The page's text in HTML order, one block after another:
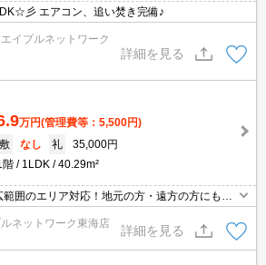
彡 エアコン、追い焚き完備♪
イブルネットワーク
詳細を見る
万円(管理費等：5,500円)
敷
なし 礼
35,000円
階
1LDK 40.29m²
囲のエリア対応！地元の方・遠方の方にも公
だけ・オンライン可！
ネットワーク東海店
詳細を見る